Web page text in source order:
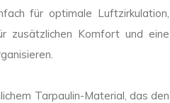
für optimale Luftzirkulation,
zusätzlichen Komfort und eine
Tarpaulin-Material, das den